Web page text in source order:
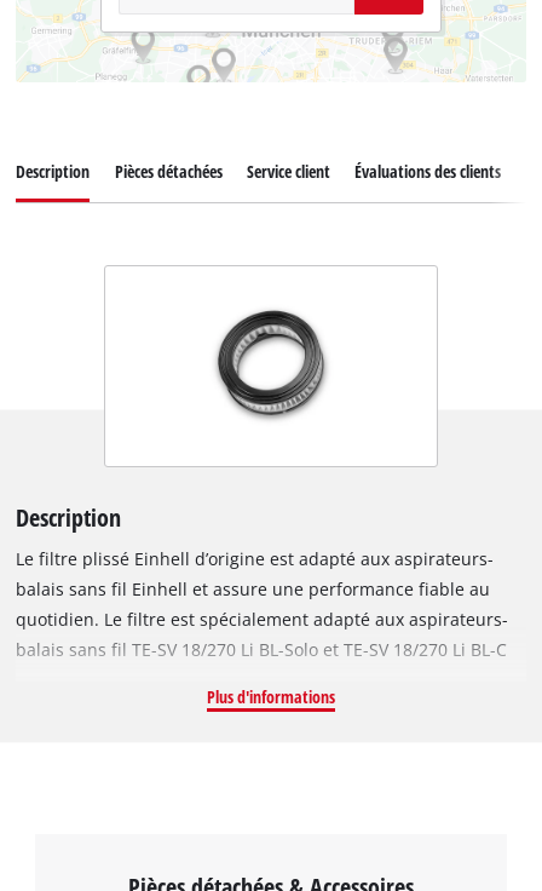
Description Pièces détachées Service client Évaluations des clients
Description
Le filtre plissé Einhell d’origine est adapté aux aspirateurs-
balais sans fil Einhell et assure une performance fiable au
quotidien. Le filtre est spécialement adapté aux aspirateurs-
balais sans fil TE-SV 18/270 Li BL-Solo et TE-SV 18/270 Li BL-C
l’aspirateur pour filtrer une deuxième fois l’air avant son
Plus d'informations